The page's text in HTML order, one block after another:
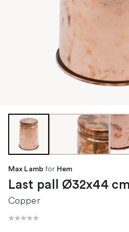
Max Lamb för Hem
Last pall Ø32x44 cm
Copper